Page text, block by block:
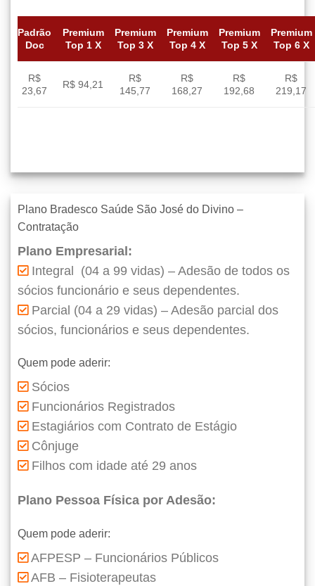
Padrão
Doc
Premium
Top 1 X
Premium
Top 3 X
Premium
Top 4 X
Premium
Top 5 X
Premium
Top 6 X
R$
23,67
R$ 94,21
R$
145,77
R$
168,27
R$
192,68
R$
219,17
Plano Bradesco Saúde São José do Divino –
Contratação
Plano Empresarial:
Integral (04 a 99 vidas) – Adesão de todos os
sócios funcionário e seus dependentes.
Parcial (04 a 29 vidas) – Adesão parcial dos
sócios, funcionários e seus dependentes.
Quem pode aderir:
Sócios
Funcionários Registrados
Estagiários com Contrato de Estágio
Cônjuge
Filhos com idade até 29 anos
Plano Pessoa Física por Adesão:
Quem pode aderir:
AFPESP – Funcionários Públicos
AFB – Fisioterapeutas